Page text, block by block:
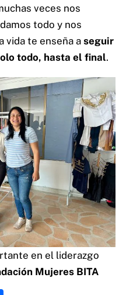
veces nos
todo y nos
vida te enseña a seguir
todo, hasta el final.
en el liderazgo
Mujeres BITA